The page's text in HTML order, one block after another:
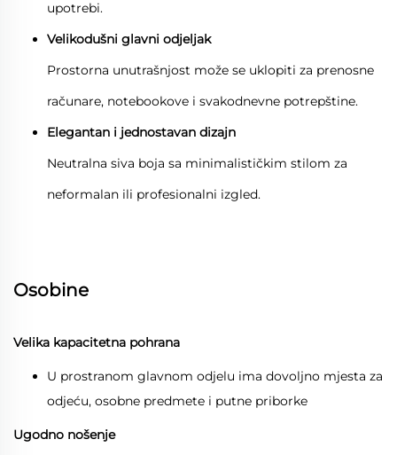
upotrebi.
Velikodušni glavni odjeljak
Prostorna unutrašnjost može se uklopiti za prenosne
računare, notebookove i svakodnevne potrepštine.
Elegantan i jednostavan dizajn
Neutralna siva boja sa minimalističkim stilom za
neformalan ili profesionalni izgled.
Osobine
Velika kapacitetna pohrana
U prostranom glavnom odjelu ima dovoljno mjesta za
odjeću, osobne predmete i putne priborke
Ugodno nošenje